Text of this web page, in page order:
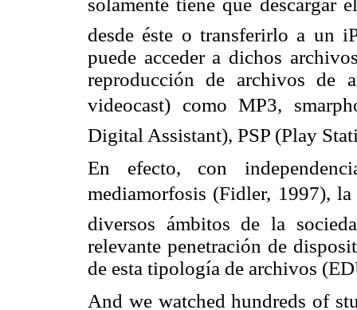
desde éste o transferirlo a un
puede acceder a dichos
reproducción de archivos de
videocast) como MP3,
Digital Assistant), PSP (Play
En efecto, con
mediamorfosis (Fidler, 1997), la
diversos ámbitos de la
relevante penetración de
de esta tipología de archivos
And we watched hundreds of